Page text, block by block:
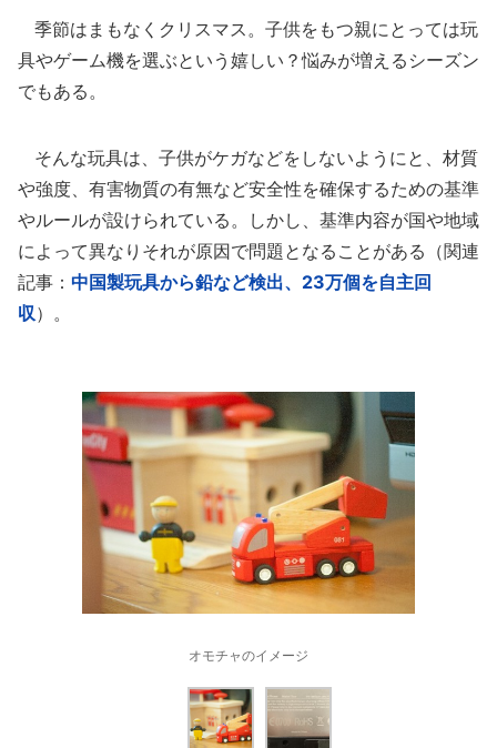
季節はまもなくクリスマス。子供をもつ親にとっては玩
具やゲーム機を選ぶという嬉しい？悩みが増えるシーズン
でもある。
そんな玩具は、子供がケガなどをしないようにと、材質
や強度、有害物質の有無など安全性を確保するための基準
やルールが設けられている。しかし、基準内容が国や地域
によって異なりそれが原因で問題となることがある（関連
記事： 中国製玩具から鉛など検出、23万個を自主回
収）。
オモチャのイメージ